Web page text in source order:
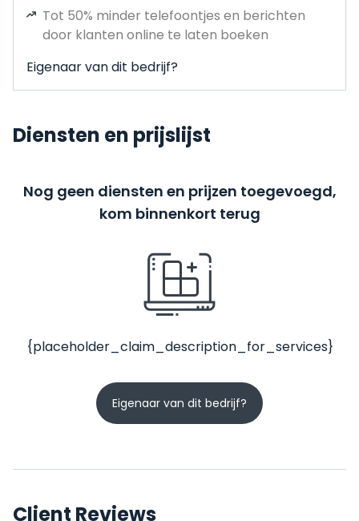
Tot 50% minder telefoontjes en berichten
door klanten online te laten boeken
Eigenaar van dit bedrijf?
Diensten en prijslijst
Nog geen diensten en prijzen toegevoegd,
kom binnenkort terug
{placeholder_claim_description_for_services}
Eigenaar van dit bedrijf?
Client Reviews